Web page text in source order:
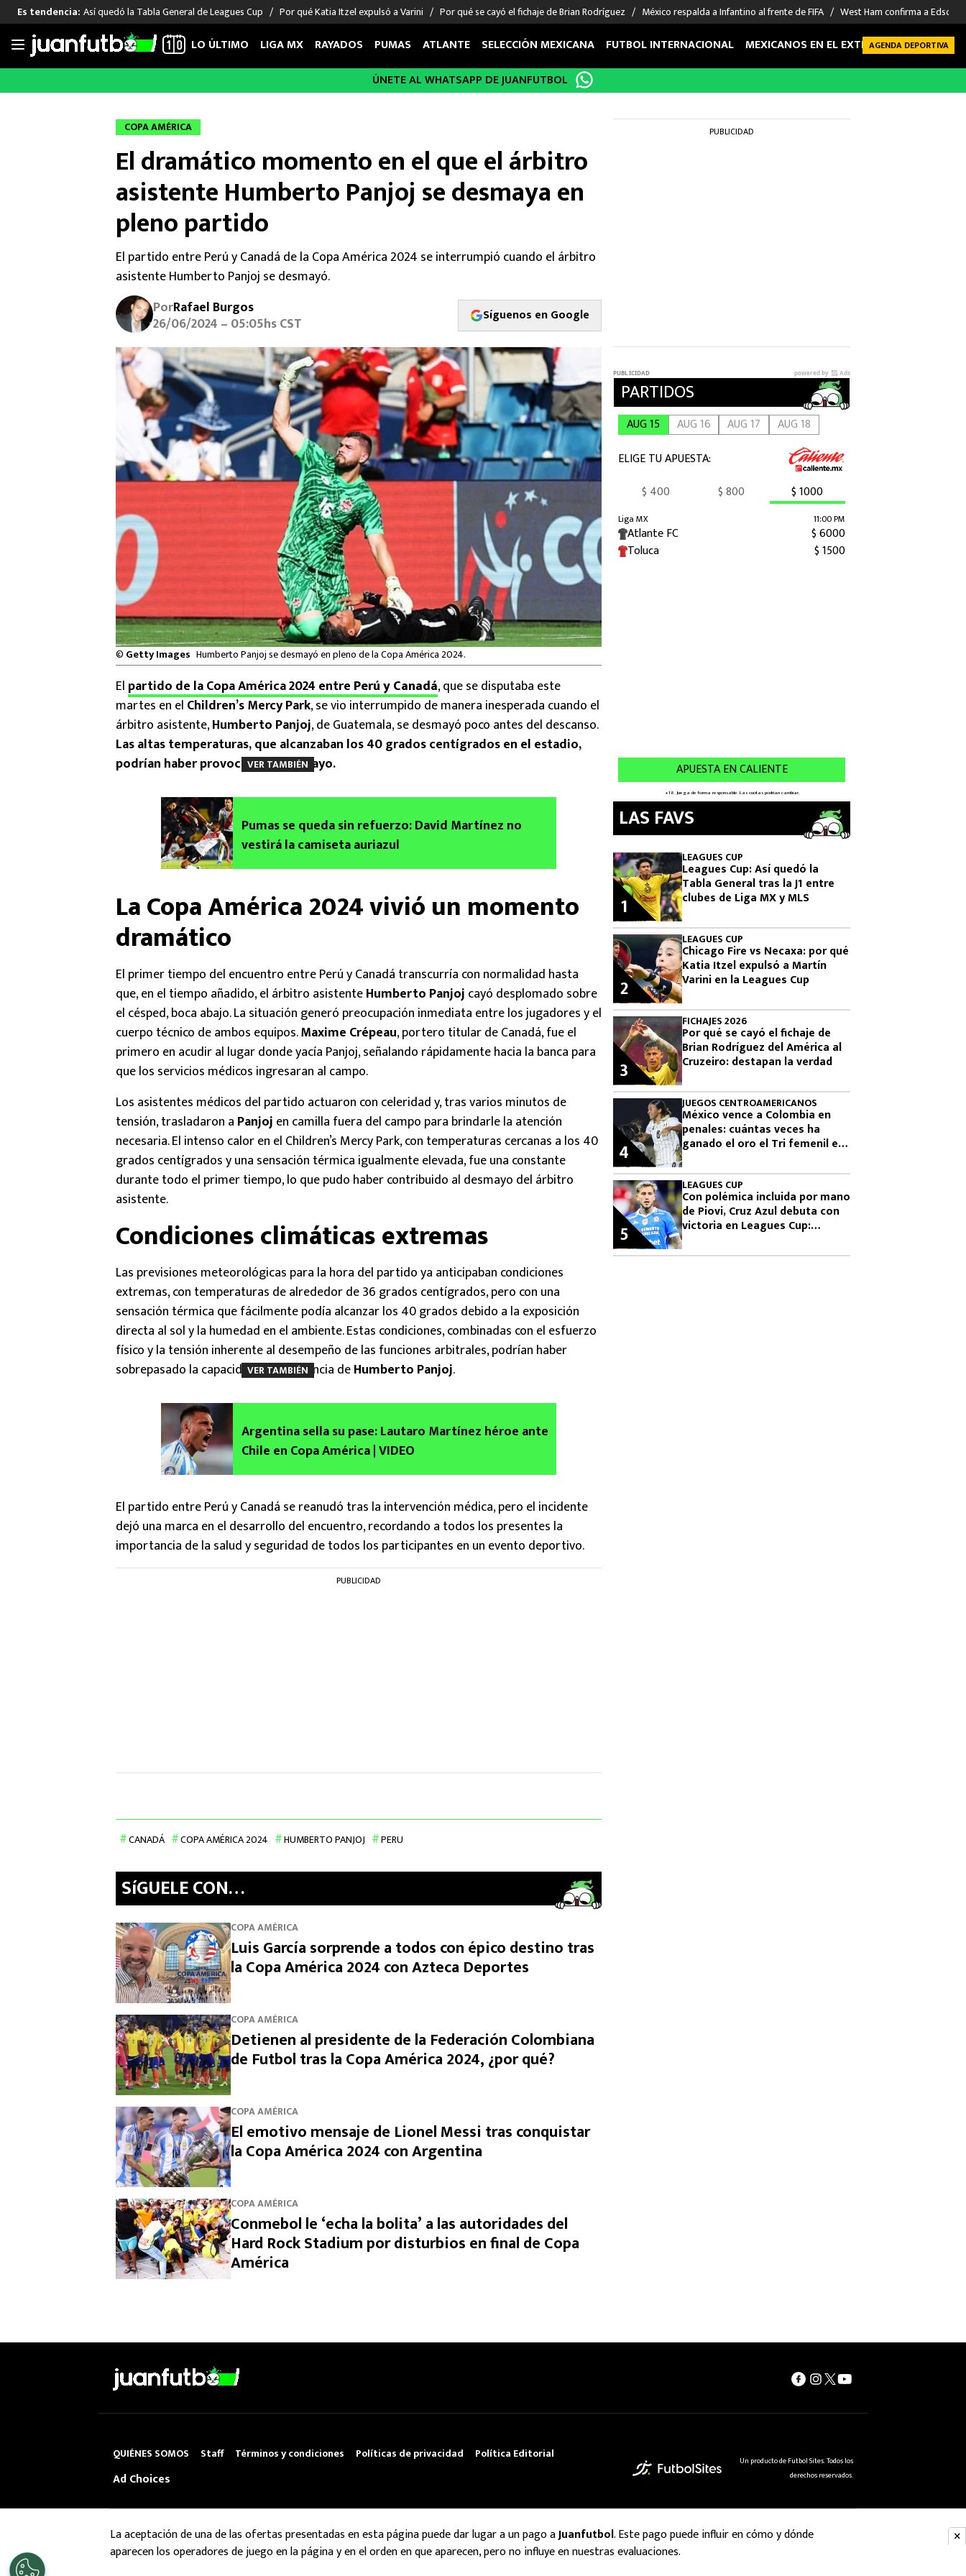
Saltar
Es tendencia: Así quedó la Tabla General de Leagues Cup Por qué Katia Itzel expulsó a Varini Por qué se cayó el fichaje de Brian Rodríguez México respalda a Infantino al frente de FIFA West Ham confirma a Edson
LIGA MX
Chivas de Guadalajara
Liga MX Femenil
FUT INTERNACIONAL
Las Noticias
Selección Mexicana
Champions League
Real Madrid
Barcelona
MEXICANOS EN EL EXTRANJERO
Memo Ochoa
Chino Huerta
Edson Álvarez
FIGURAS
Sergio Ramos
Giorgos Giakoumakis
André Jardine
DEPORTES
Boxeo
NFL
LO ÚLTIMO LIGA MX RAYADOS PUMAS ATLANTE SELECCIÓN MEXICANA FUTBOL INTERNACIONAL MEXICANOS EN EL EXTRANJERO FUTBOL
AGENDA DEPORTIVA
ÚNETE AL WHATSAPP DE JUANFUTBOL
COPA AMÉRICA
El dramático momento en el que el árbitro
asistente Humberto Panjoj se desmaya en
pleno partido
El partido entre Perú y Canadá de la Copa América 2024 se interrumpió cuando el árbitro
asistente Humberto Panjoj se desmayó.
PorRafael Burgos
26/06/2024 – 05:05hs CST Síguenos en Google
© Getty Images Humberto Panjoj se desmayó en pleno de la Copa América 2024.
El partido de la Copa América 2024 entre Perú y Canadá, que se disputaba este
martes en el Children’s Mercy Park, se vio interrumpido de manera inesperada cuando el
árbitro asistente,Humberto Panjoj, de Guatemala, se desmayó poco antes del descanso.
Las altas temperaturas, que alcanzaban los 40 grados centígrados en el estadio,
podrían haber provocado el desmayo.
VER TAMBIÉN
Pumas se queda sin refuerzo: David Martínez no
vestirá la camiseta auriazul
La Copa América 2024 vivió un momento
dramático
El primer tiempo del encuentro entre Perú y Canadá transcurría con normalidad hasta
que, en el tiempo añadido, el árbitro asistenteHumberto Panjoj cayó desplomado sobre
el césped, boca abajo. La situación generó preocupación inmediata entre los jugadores y el
cuerpo técnico de ambos equipos.Maxime Crépeau, portero titular de Canadá, fue el
primero en acudir al lugar donde yacía Panjoj, señalando rápidamente hacia la banca para
que los servicios médicos ingresaran al campo.
Los asistentes médicos del partido actuaron con celeridad y, tras varios minutos de
tensión, trasladaron a Panjoj en camilla fuera del campo para brindarle la atención
necesaria. El intenso calor en el Children’s Mercy Park, con temperaturas cercanas a los 40
grados centígrados y una sensación térmica igualmente elevada, fue una constante
durante todo el primer tiempo, lo que pudo haber contribuido al desmayo del árbitro
asistente.
Condiciones climáticas extremas
Las previsiones meteorológicas para la hora del partido ya anticipaban condiciones
extremas, con temperaturas de alrededor de 36 grados centígrados, pero con una
sensación térmica que fácilmente podía alcanzar los 40 grados debido a la exposición
directa al sol y la humedad en el ambiente. Estas condiciones, combinadas con el esfuerzo
físico y la tensión inherente al desempeño de las funciones arbitrales, podrían haber
sobrepasado la capacidad de resistencia deHumberto Panjoj.
VER TAMBIÉN
Argentina sella su pase: Lautaro Martínez héroe ante
Chile en Copa América | VIDEO
El partido entre Perú y Canadá se reanudó tras la intervención médica, pero el incidente
dejó una marca en el desarrollo del encuentro, recordando a todos los presentes la
importancia de la salud y seguridad de todos los participantes en un evento deportivo.
PUBLICIDAD
CANADÁ COPA AMÉRICA 2024 HUMBERTO PANJOJ PERU
SíGUELE CON…
COPA AMÉRICA
Luis García sorprende a todos con épico destino tras
la Copa América 2024 con Azteca Deportes
COPA AMÉRICA
Detienen al presidente de la Federación Colombiana
de Futbol tras la Copa América 2024, ¿por qué?
COPA AMÉRICA
El emotivo mensaje de Lionel Messi tras conquistar
la Copa América 2024 con Argentina
COPA AMÉRICA
Conmebol le ‘echa la bolita’ a las autoridades del
Hard Rock Stadium por disturbios en final de Copa
América
PUBLICIDAD
LAS FAVS
LEAGUES CUP
Leagues Cup: Así quedó la
Tabla General tras la J1 entre
clubes de Liga MX y MLS
1
LEAGUES CUP
Chicago Fire vs Necaxa: por qué
Katia Itzel expulsó a Martín
Varini en la Leagues Cup
2
FICHAJES 2026
Por qué se cayó el fichaje de
Brian Rodríguez del América al
Cruzeiro: destapan la verdad
3
JUEGOS CENTROAMERICANOS
México vence a Colombia en
penales: cuántas veces ha
ganado el oro el Tri femenil en
4
LEAGUES CUP
Con polémica incluida por mano
de Piovi, Cruz Azul debuta con
victoria en Leagues Cup:
5
QUIÉNES SOMOS Staff Términos y condiciones Políticas de privacidad Política Editorial
Ad Choices
Un producto de Futbol Sites. Todos los
derechos reservados.
La aceptación de una de las ofertas presentadas en esta página puede dar lugar a un pago aJuanfutbol. Este pago puede influir en cómo y dónde
aparecen los operadores de juego en la página y en el orden en que aparecen, pero no influye en nuestras evaluaciones.